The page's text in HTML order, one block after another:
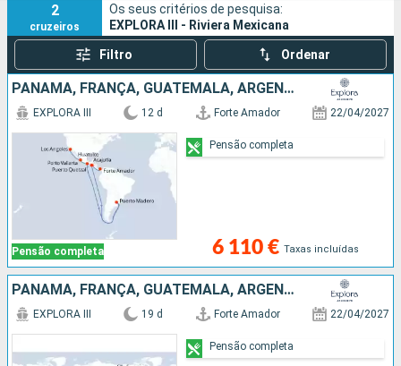
Pesquisar
2
cruzeiros
Os seus critérios de pesquisa:
EXPLORA III - Riviera Mexicana
Filtro Ordenar
PANAMA, FRANÇA, GUATEMALA, ARGENTINA, CARAIBAS - MEXICO, ESTADOS UNIDOS
Pensão completa
EXPLORA III 12 d Forte Amador 22/04/2027
6 110 € Taxas incluídas
Pensão completa
PANAMA, FRANÇA, GUATEMALA, ARGENTINA, CARAIBAS - MEXICO, ESTADOS UNIDOS, SEYCHELLES, CANADÁ
EXPLORA III 19 d Forte Amador 22/04/2027
Pensão completa